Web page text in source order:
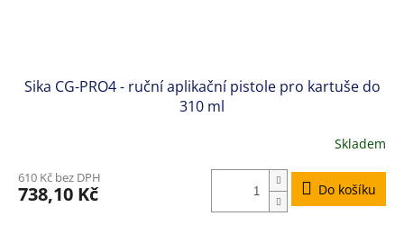
Sika CG-PRO4 - ruční aplikační pistole pro kartuše do
310 ml
Skladem
610 Kč bez DPH
738,10 Kč Do košíku